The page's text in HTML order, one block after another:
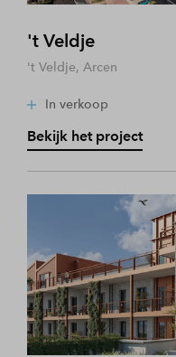
't Veldje
't Veldje, Arcen
In verkoop
Bekijk het project